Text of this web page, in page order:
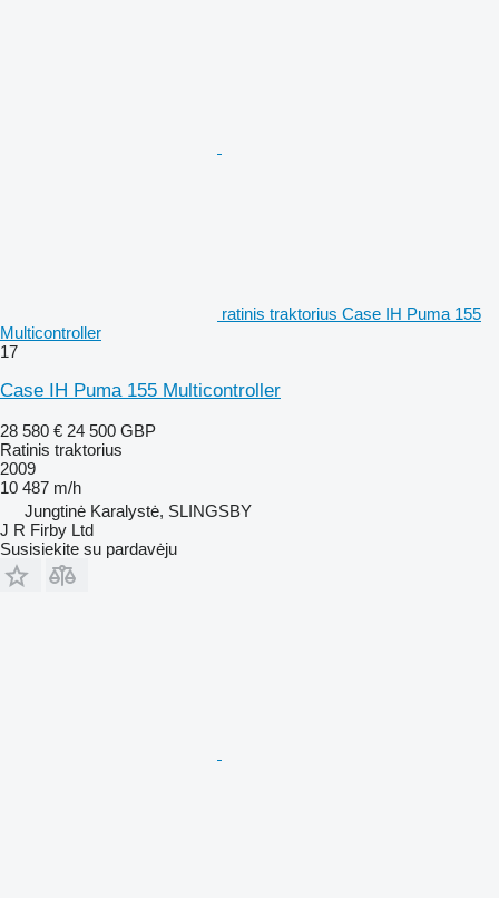
ratinis traktorius Case IH Puma 155
Multicontroller
17
Case IH Puma 155 Multicontroller
28 580 € 24 500 GBP
Ratinis traktorius
2009
10 487 m/h
Jungtinė Karalystė, SLINGSBY
J R Firby Ltd
Susisiekite su pardavėju